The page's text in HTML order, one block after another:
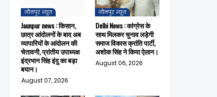
जौनपुर न्यूज़
Jaunpur news : किसान,
छात्र आंदोलनों के बाद अब
व्यापारियों के आंदोलन की
चेतावनी, प्रांतीय उपाध्यक्ष
इंद्रभान सिंह इंदु का बड़ा
बयान।
August 07, 2026
जौनपुर न्यूज़
Delhi News : कांग्रेस के
साथ मिलकर चुनाव लड़ेगी
समाज विकास क्रांति पार्टी,
अशोक सिंह ने किया ऐलान।
August 06, 2026